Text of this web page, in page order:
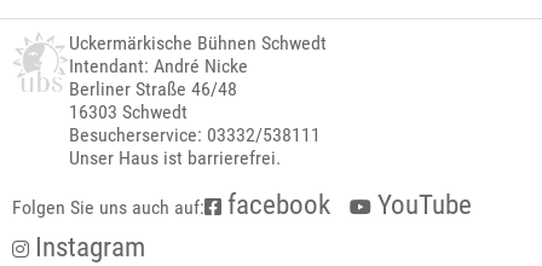
Uckermärkische Bühnen Schwedt
Intendant: André Nicke
Berliner Straße 46/48
16303 Schwedt
Besucherservice: 03332/538111
Unser Haus ist barrierefrei.
Folgen Sie uns auch auf: facebook
YouTube
Instagram